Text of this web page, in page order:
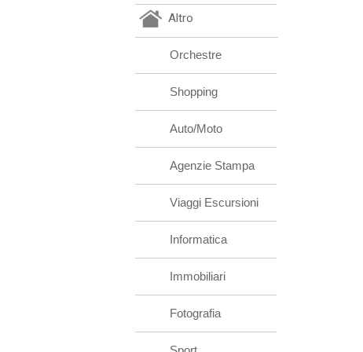
Altro
Orchestre
Shopping
Auto/Moto
Agenzie Stampa
Viaggi Escursioni
Informatica
Immobiliari
Fotografia